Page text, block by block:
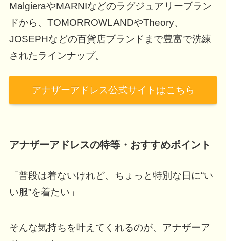
MalgieraやMARNIなどのラグジュアリーブラン
ドから、TOMORROWLANDやTheory、
JOSEPHなどの百貨店ブランドまで豊富で洗練
されたラインナップ。
アナザーアドレス公式サイトはこちら
アナザーアドレスの特等・おすすめポイント
「普段は着ないけれど、ちょっと特別な日に“い
い服”を着たい」
そんな気持ちを叶えてくれるのが、アナザーア